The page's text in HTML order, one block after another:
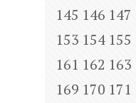
145 146 147
153 154 155
161 162 163
169 170 171